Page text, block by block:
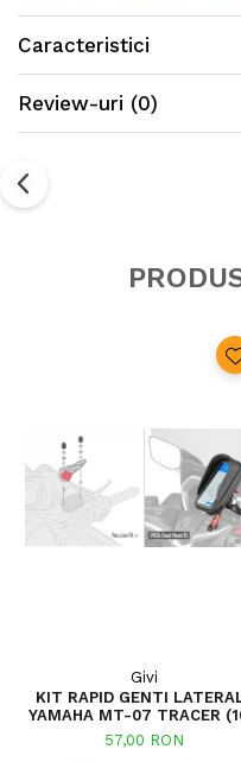
Caracteristici
Review-uri (0)
Givi
KIT RAPID GENTI
YAMAHA MT-07 TRACER
19)
57,00 RON